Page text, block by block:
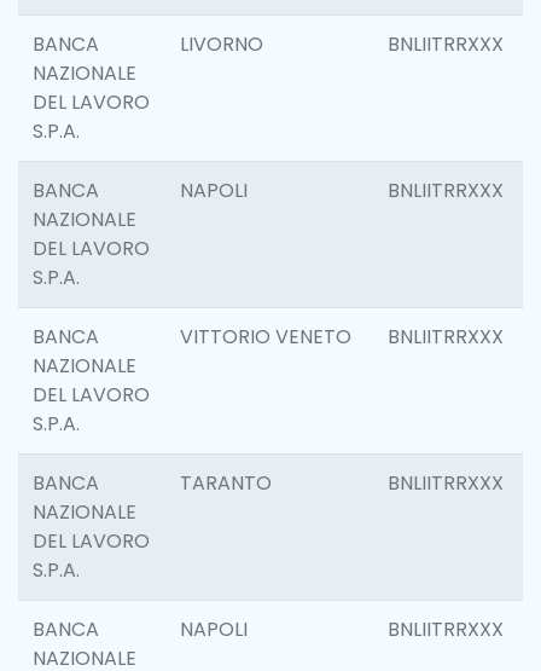
BANCA
NAZIONALE
DEL LAVORO
S.P.A.
LIVORNO BNLIITRRXXX
BANCA
NAZIONALE
DEL LAVORO
S.P.A.
NAPOLI BNLIITRRXXX
BANCA
NAZIONALE
DEL LAVORO
S.P.A.
VITTORIO VENETO BNLIITRRXXX
BANCA
NAZIONALE
DEL LAVORO
S.P.A.
TARANTO BNLIITRRXXX
BANCA
NAZIONALE
NAPOLI BNLIITRRXXX